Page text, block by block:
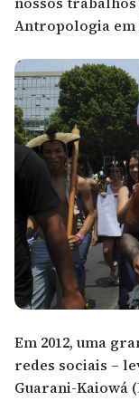
Antropologia em
Em 2012, uma
redes sociais –
Guarani-Kaiowá